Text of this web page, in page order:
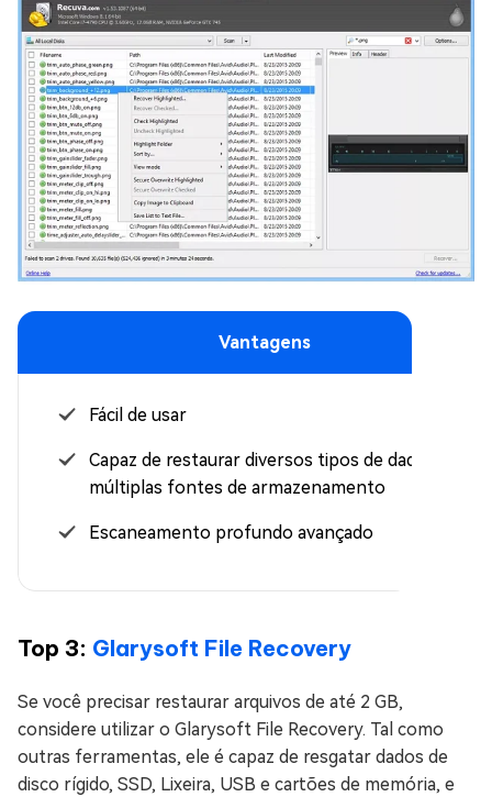
Vantagens
Fácil de usar
Capaz de restaurar diversos tipos de dados de
múltiplas fontes de armazenamento
Escaneamento profundo avançado
Top 3: Glarysoft File Recovery
Se você precisar restaurar arquivos de até 2 GB,
considere utilizar o Glarysoft File Recovery. Tal como
outras ferramentas, ele é capaz de resgatar dados de
disco rígido, SSD, Lixeira, USB e cartões de memória, e